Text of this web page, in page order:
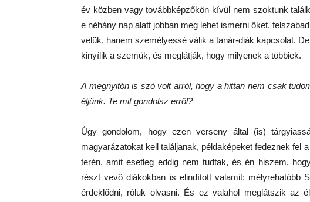
év közben vagy továbbképzőkön kívül nem szoktunk
e néhány nap alatt jobban meg lehet ismerni őket,
velük, hanem személyessé válik a tanár-diák kapcsolat.
kinyílik a szemük, és meglátják, hogy milyenek a többiek.
A megnyitón is szó volt arról, hogy a hittan nem csak
éljünk. Te mit gondolsz erről?
Úgy gondolom, hogy ezen verseny által (is)
magyarázatokat kell találjanak, példaképeket fedeznek fel
terén, amit esetleg eddig nem tudtak, és én hiszem,
részt vevő diákokban is elindított valamit: mélyrehatóbb
érdeklődni, róluk olvasni. És ez valahol meglátszik az